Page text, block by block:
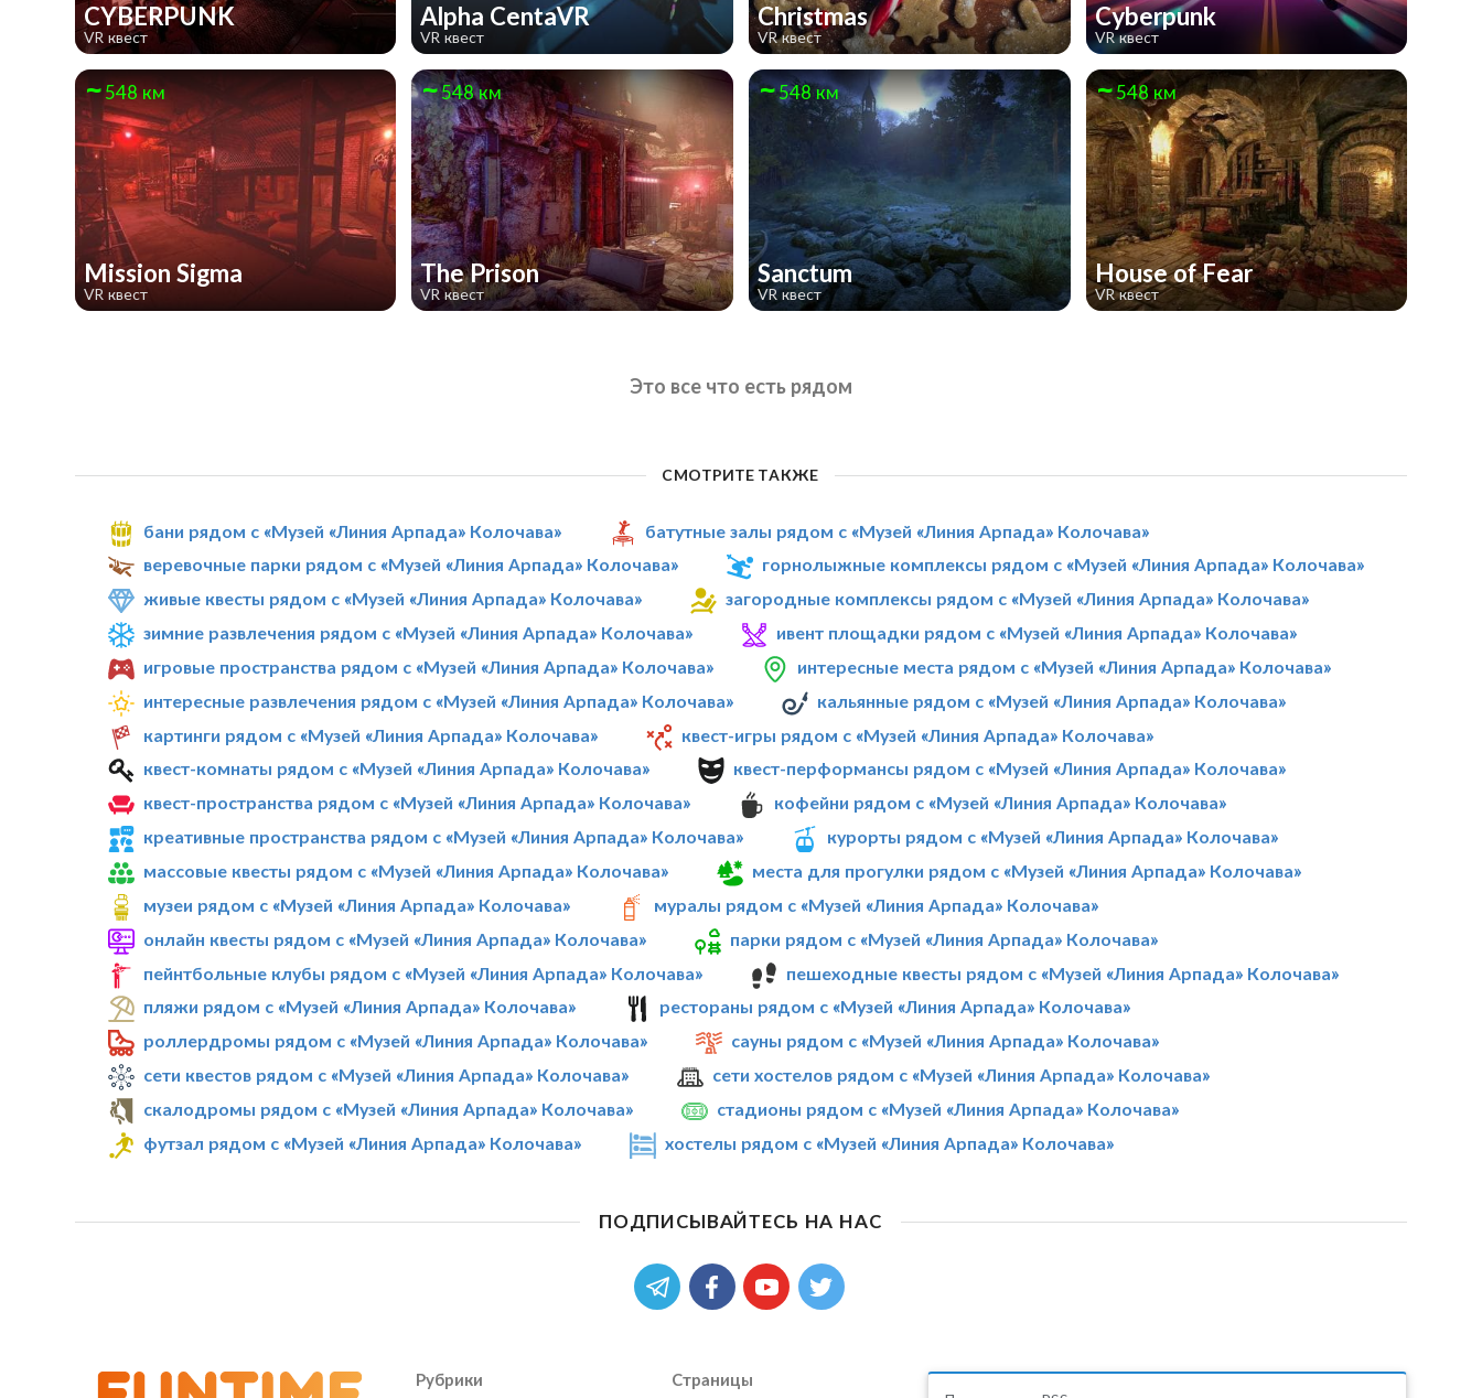
CYBERPUNK
VR квест
Alpha CentaVR
VR квест
Christmas
VR квест
Cyberpunk
VR квест
548 км
Mission Sigma
VR квест
548 км
The Prison
VR квест
548 км
Sanctum
VR квест
548 км
House of Fear
VR квест
Это все что есть рядом
СМОТРИТЕ ТАКЖЕ
бани рядом с «Музей «Линия Арпада» Колочава»
батутные залы рядом с «Музей «Линия Арпада» Колочава»
веревочные парки рядом с «Музей «Линия Арпада» Колочава»
горнолыжные комплексы рядом с «Музей «Линия Арпада» Колочава»
живые квесты рядом с «Музей «Линия Арпада» Колочава»
загородные комплексы рядом с «Музей «Линия Арпада» Колочава»
зимние развлечения рядом с «Музей «Линия Арпада» Колочава»
ивент площадки рядом с «Музей «Линия Арпада» Колочава»
игровые пространства рядом с «Музей «Линия Арпада» Колочава»
интересные места рядом с «Музей «Линия Арпада» Колочава»
интересные развлечения рядом с «Музей «Линия Арпада» Колочава»
кальянные рядом с «Музей «Линия Арпада» Колочава»
картинги рядом с «Музей «Линия Арпада» Колочава»
квест-игры рядом с «Музей «Линия Арпада» Колочава»
квест-комнаты рядом с «Музей «Линия Арпада» Колочава»
квест-перформансы рядом с «Музей «Линия Арпада» Колочава»
квест-пространства рядом с «Музей «Линия Арпада» Колочава»
кофейни рядом с «Музей «Линия Арпада» Колочава»
креативные пространства рядом с «Музей «Линия Арпада» Колочава»
курорты рядом с «Музей «Линия Арпада» Колочава»
массовые квесты рядом с «Музей «Линия Арпада» Колочава»
места для прогулки рядом с «Музей «Линия Арпада» Колочава»
музеи рядом с «Музей «Линия Арпада» Колочава»
муралы рядом с «Музей «Линия Арпада» Колочава»
онлайн квесты рядом с «Музей «Линия Арпада» Колочава»
парки рядом с «Музей «Линия Арпада» Колочава»
пейнтбольные клубы рядом с «Музей «Линия Арпада» Колочава»
пешеходные квесты рядом с «Музей «Линия Арпада» Колочава»
пляжи рядом с «Музей «Линия Арпада» Колочава»
рестораны рядом с «Музей «Линия Арпада» Колочава»
роллердромы рядом с «Музей «Линия Арпада» Колочава»
сауны рядом с «Музей «Линия Арпада» Колочава»
сети квестов рядом с «Музей «Линия Арпада» Колочава»
сети хостелов рядом с «Музей «Линия Арпада» Колочава»
скалодромы рядом с «Музей «Линия Арпада» Колочава»
стадионы рядом с «Музей «Линия Арпада» Колочава»
футзал рядом с «Музей «Линия Арпада» Колочава»
хостелы рядом с «Музей «Линия Арпада» Колочава»
ПОДПИСЫВАЙТЕСЬ НА НАС
Рубрики Страницы